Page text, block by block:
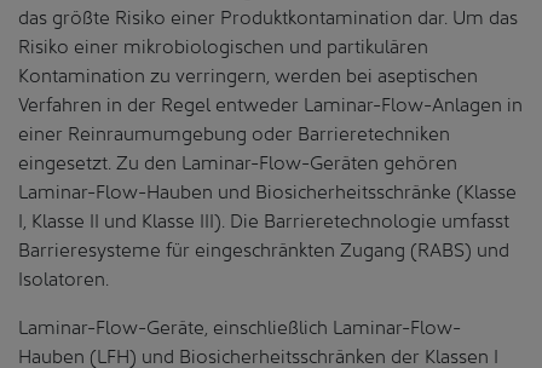
das größte Risiko einer Produktkontamination dar. Um das
Risiko einer mikrobiologischen und partikulären
Kontamination zu verringern, werden bei aseptischen
Verfahren in der Regel entweder Laminar-Flow-Anlagen in
einer Reinraumumgebung oder Barrieretechniken
eingesetzt. Zu den Laminar-Flow-Geräten gehören
Laminar-Flow-Hauben und Biosicherheitsschränke (Klasse
I, Klasse II und Klasse III). Die Barrieretechnologie umfasst
Barrieresysteme für eingeschränkten Zugang (RABS) und
Isolatoren.
Laminar-Flow-Geräte, einschließlich Laminar-Flow-
Hauben (LFH) und Biosicherheitsschränken der Klassen I